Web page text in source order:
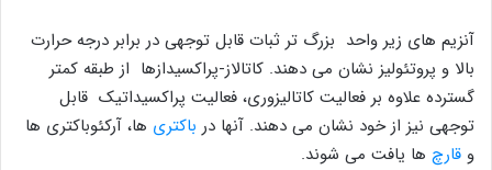
آنزیم های زیر واحد بزرگ تر ثبات قابل توجهی در برابر درجه حرارت
بالا و پروتئولیز نشان می دهند. کاتالاز-پراکسیدازها از طبقه کمتر
گسترده علاوه بر فعالیت کاتالیزوری، فعالیت پراکسیداتیک قابل
توجهی نیز از خود نشان می دهند. آنها در باکتری ها، آرکئوباکتری ها
و قارچ ها یافت می شوند.